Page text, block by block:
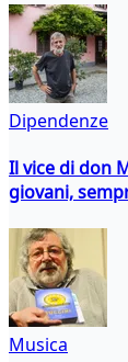
Dipendenze
Il vice di don
giovani,
Musica